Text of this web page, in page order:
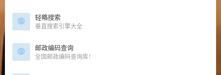
轻略搜索
垂直搜索引擎大全
邮政编码查询
全国邮政编码查询库！